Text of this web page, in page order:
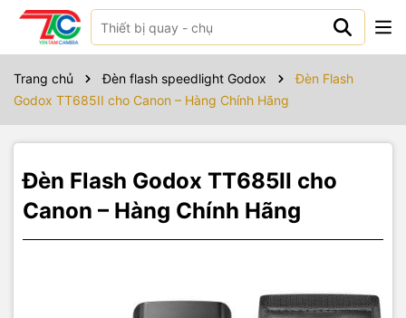
Trang chủ Đèn flash speedlight Godox
Đèn Flash
Godox TT685II cho Canon – Hàng Chính Hãng
Đèn Flash Godox TT685II cho
Canon – Hàng Chính Hãng
Sản phẩm bao gồm
Protection Case
Mini Stand
Instruction Manual